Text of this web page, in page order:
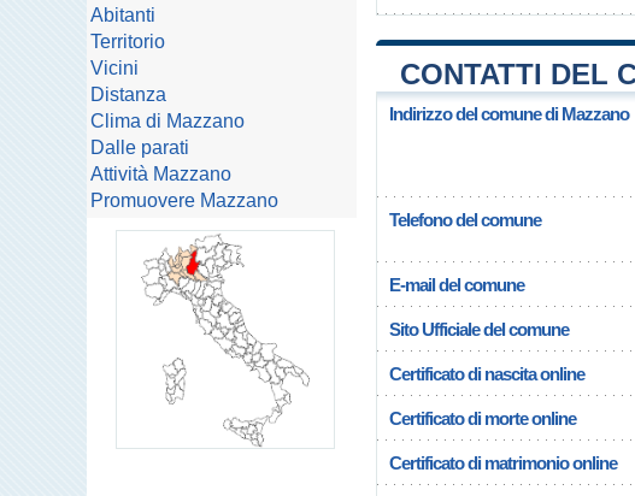
CONTATTI DEL
Indirizzo del comune di Mazzano
Telefono del comune
E-mail del comune
Sito Ufficiale del comune
Certificato di nascita online
Certificato di morte online
Certificato di matrimonio online
Abitanti
Territorio
Vicini
Distanza
Clima di Mazzano
Dalle parati
Attività Mazzano
Promuovere Mazzano